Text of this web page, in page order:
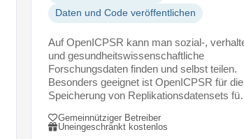
Daten und Code veröffentlichen
Auf OpenICPSR kann man sozial-,
und gesundheitswissenschaftliche
Forschungsdaten finden und selbst teilen.
Besonders geeignet ist OpenICPSR für die
Speicherung von Replikationsdatensets
Gemeinnütziger Betreiber
Uneingeschränkt kostenlos